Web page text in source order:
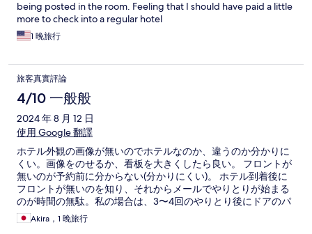
being posted in the room. Feeling that I should have paid a little
more to check into a regular hotel
1 晚旅行
旅客真實評論
4/10 一般般
2024 年 8 月 12 日
使用 Google 翻譯
ホテル外観の画像が無いのでホテルなのか、違うのか分かりに
くい。画像をのせるか、看板を大きくしたら良い。 フロントが
無いのが予約前に分からない(分かりにくい)。 ホテル到着後に
フロントが無いのを知り、それからメールでやりとりが始まる
のが時間の無駄。私の場合は、3〜4回のやりとり後にドアのパ
スワード等が送られて来ました。最初からパスワードを送って
もらえると1時間の無駄が無くなります。 部屋は薄暗く、荷物を
Akira，1 晚旅行